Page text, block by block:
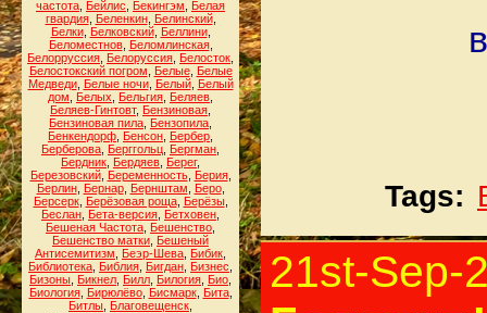
частота Бейлис Бекингэм
Белая
гвардия, Беленкин, Белинский,
Белки, Белковский, Беллини,
Беломестнов, Беломлинская,
Белорруссия Белоруссия Белосток
Белостокский погром
Белые, Белые
Медведи, Белые ночи, Белый, Белый
дом
Белых Бельгия Беляев
Беляев-Гинтовт, Бензиновая
Бензиновая пила Бензопила
Бенкендорф Бенсон Бербер
Берберова Берггольц Бергман
Бердник Бердяев Берег,
Березовский, Беременность, Берия,
Берлин, Бернар, Бернштам Беро,
Берсерк, Берёзовая роща, Берёзы,
Беслан Бета-версия Бетховен
Бешеная Частота Бешенство
Бешенство матки Бешеный
Антисемитизм
Беэр-Шева Бибик
Библиотека Библия Бигдан Бизнес
Бизоны Бикнел Билл Билогия Био
Биология, Бирюлёво, Бисмарк, Бита,
Битлы Благовещенск
Tags:
21st-Sep-